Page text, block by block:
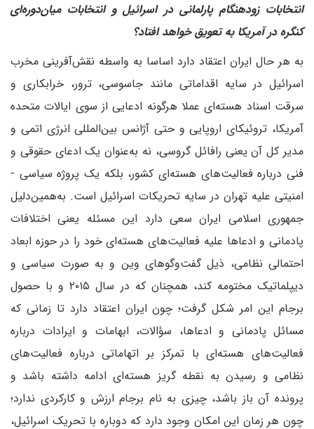
انتخابات زودهنگام پارلمانی در اسرائیل و انتخابات میان‌دوره‌ای
کنگره در آمریکا به تعویق خواهد افتاد؟
به هر حال ایران اعتقاد دارد اساسا به واسطه نقش‌آفرینی مخرب
اسرائیل در سایه اقداماتی مانند جاسوسی، ترور، خرابکاری و
سرقت اسناد هسته‌ای عملا هرگونه ادعایی از سوی ایالات متحده
آمریکا، تروئیکای اروپایی و حتی آژانس بین‌المللی انرژی اتمی و
مدیر کل آن یعنی رافائل گروسی، نه به‌عنوان یک ادعای حقوقی و
فنی درباره فعالیت‌های هسته‌ای کشور، بلکه یک پروژه سیاسی -
امنیتی علیه تهران در سایه تحریکات اسرائیل است. به‌همین‌دلیل
جمهوری اسلامی ایران سعی دارد این مسئله یعنی اختلافات
پادمانی و ادعاها علیه فعالیت‌های هسته‌ای خود را در حوزه ابعاد
احتمالی نظامی، ذیل گفت‌وگوهای وین و به صورت سیاسی و
دیپلماتیک مختومه کند، همچنان که در سال ۲۰۱۵ و با حصول
برجام این امر شکل گرفت؛ چون ایران اعتقاد دارد تا زمانی که
مسائل پادمانی و ادعاها، سؤالات، ابهامات و ایرادات درباره
فعالیت‌های هسته‌ای با تمرکز بر اتهاماتی درباره فعالیت‌های
نظامی و رسیدن به نقطه گریز هسته‌ای ادامه داشته باشد و
پرونده آن باز باشد، چیزی به نام برجام ارزش و کارکردی ندارد؛
چون هر زمان این امکان وجود دارد که دوباره با تحریک اسرائیل،